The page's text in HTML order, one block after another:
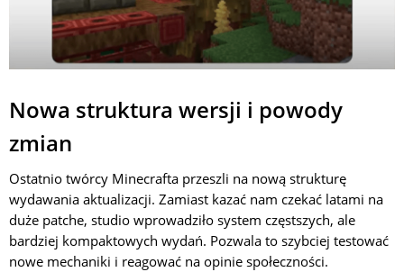
Nowa struktura wersji i powody
zmian
Ostatnio twórcy Minecrafta przeszli na nową strukturę
wydawania aktualizacji. Zamiast kazać nam czekać latami na
duże patche, studio wprowadziło system częstszych, ale
bardziej kompaktowych wydań. Pozwala to szybciej testować
nowe mechaniki i reagować na opinie społeczności.